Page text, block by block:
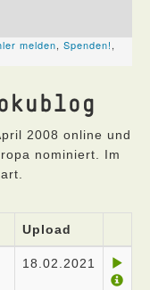
2008 online und
nominiert. Im
Upload
18.02.2021